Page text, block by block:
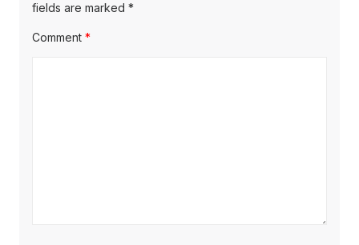
fields are marked *
Comment *